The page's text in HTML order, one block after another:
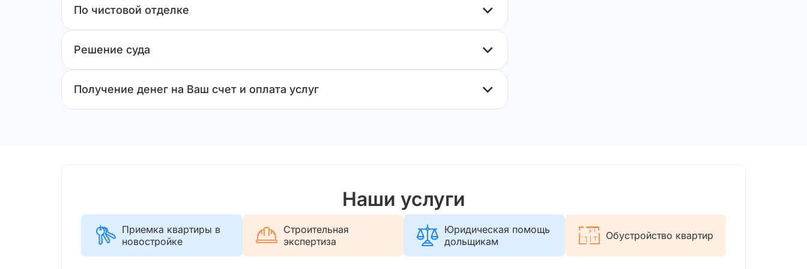
По чистовой отделке
Решение суда
Получение денег на Ваш счет и оплата услуг
Наши услуги
Приемка квартиры в
новостройке
Строительная
экспертиза
Юридическая помощь
дольщикам
Обустройство квартир